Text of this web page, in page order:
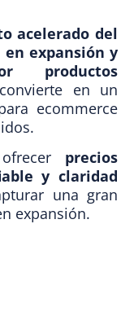
acelerado del
expansión y
productos
en un
ecommerce
precios
y claridad
una gran
expansión.